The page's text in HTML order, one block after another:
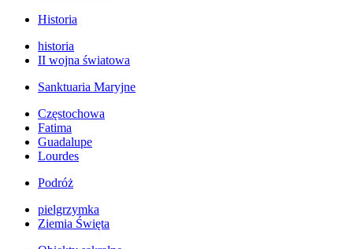
Historia
historia
II wojna światowa
Sanktuaria Maryjne
Częstochowa
Fatima
Guadalupe
Lourdes
Podróż
pielgrzymka
Ziemia Święta